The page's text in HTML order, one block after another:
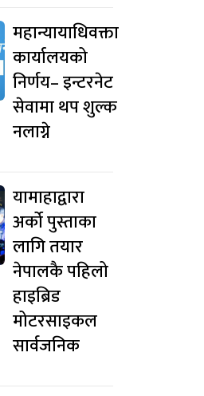
महान्यायाधिवक्ता
कार्यालयको
निर्णय– इन्टरनेट
सेवामा थप शुल्क
नलाग्ने
यामाहाद्वारा
अर्को पुस्ताका
लागि तयार
नेपालकै पहिलो
हाइब्रिड
मोटरसाइकल
सार्वजनिक